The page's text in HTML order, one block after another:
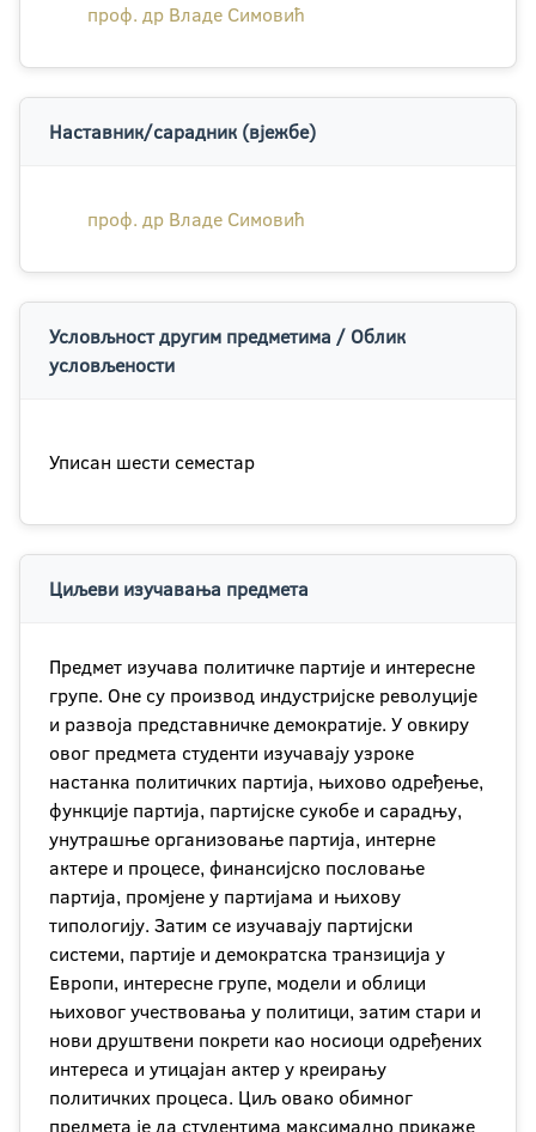
проф. др Владе Симовић
Наставник/сарадник (вјежбе)
проф. др Владе Симовић
Условљност другим предметима / Облик
условљености
Уписан шести семестар
Циљеви изучавања предмета
Предмет изучава политичке партије и интересне
групе. Оне су производ индустријске револуције
и развоја представничке демократије. У овкиру
овог предмета студенти изучавају узроке
настанка политичких партија, њихово одређење,
функције партија, партијске сукобе и сарадњу,
унутрашње организовање партија, интерне
актере и процесе, финансијско пословање
партија, промјене у партијама и њихову
типологију. Затим се изучавају партијски
системи, партије и демократска транзиција у
Европи, интересне групе, модели и облици
њиховог учествовања у политици, затим стари и
нови друштвени покрети као носиоци одређених
интереса и утицајан актер у креирању
политичких процеса. Циљ овако обимног
предмета је да студентима максимално прикаже